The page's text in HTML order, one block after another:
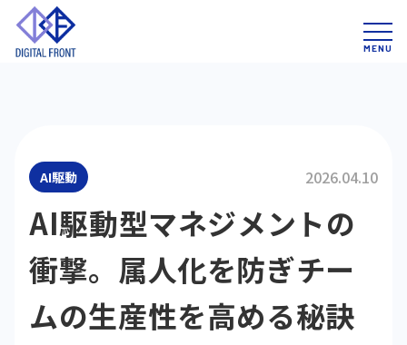
AI駆動 2026.04.10
AI駆動型マネジメントの
衝撃。属人化を防ぎチー
ムの生産性を高める秘訣